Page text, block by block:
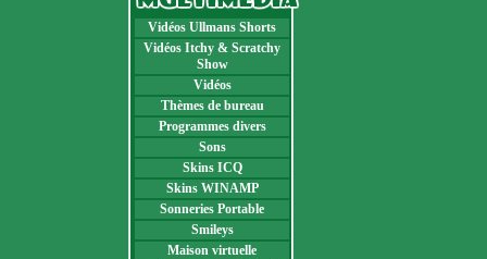
Vidéos Ullmans Shorts
Vidéos Itchy & Scratchy
Show
Vidéos
Thèmes de bureau
Programmes divers
Sons
Skins ICQ
Skins WINAMP
Sonneries Portable
Smileys
Maison virtuelle